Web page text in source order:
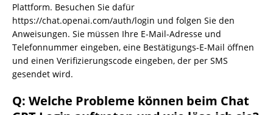
Plattform. Besuchen Sie dafür
https://chat.openai.com/auth/login und folgen Sie den
Anweisungen. Sie müssen Ihre E-Mail-Adresse und
Telefonnummer eingeben, eine Bestätigungs-E-Mail öffnen
und einen Verifizierungscode eingeben, der per SMS
gesendet wird.
Q: Welche Probleme können beim Chat